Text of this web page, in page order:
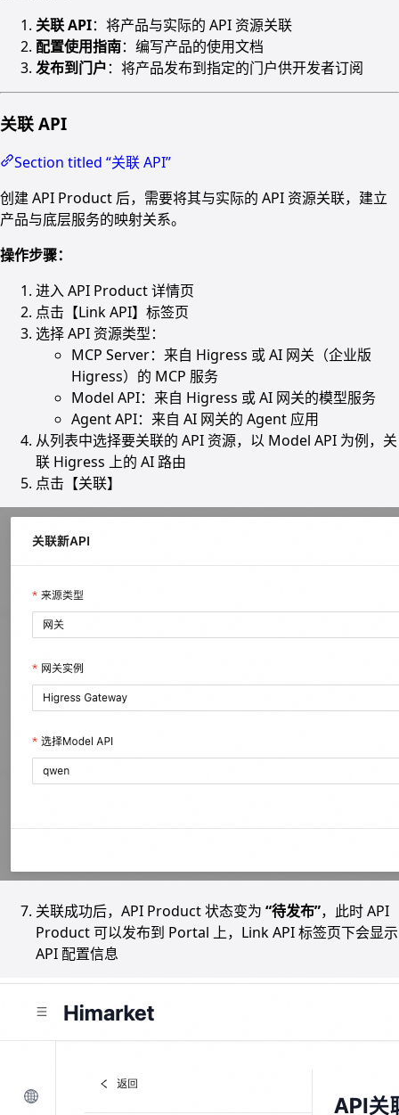
关联 API：将产品与实际的 API 资源关联
配置使用指南：编写产品的使用文档
发布到门户：将产品发布到指定的门户供开发者订阅
关联 API
Section titled “关联 API”
创建 API Product 后，需要将其与实际的 API 资源关联，建立
产品与底层服务的映射关系。
操作步骤：
进入 API Product 详情页
点击【Link API】标签页
选择 API 资源类型：
MCP Server：来自 Higress 或 AI 网关（企业版
Higress）的 MCP 服务
Model API：来自 Higress 或 AI 网关的模型服务
Agent API：来自 AI 网关的 Agent 应用
从列表中选择要关联的 API 资源，以 Model API 为例，关
联 Higress 上的 AI 路由
点击【关联】
关联成功后，API Product 状态变为 “待发布”，此时 API
Product 可以发布到 Portal 上，Link API 标签页下会显示
API 配置信息